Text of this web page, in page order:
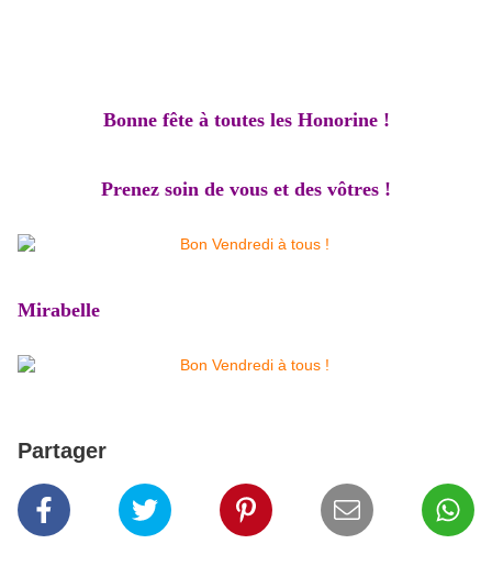
Bonne fête à toutes les Honorine !
Prenez soin de vous et des vôtres !
Mirabelle
Partager